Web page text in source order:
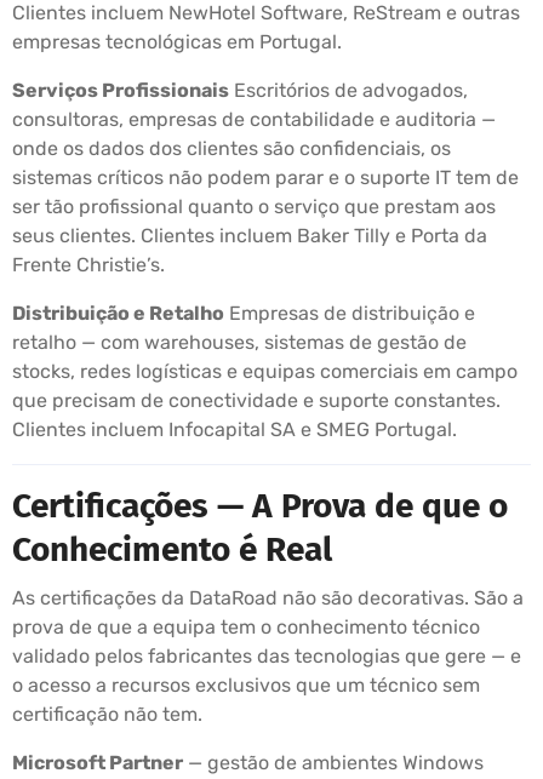
Clientes incluem NewHotel Software, ReStream e outras
empresas tecnológicas em Portugal.
Serviços Profissionais Escritórios de advogados,
consultoras, empresas de contabilidade e auditoria —
onde os dados dos clientes são confidenciais, os
sistemas críticos não podem parar e o suporte IT tem de
ser tão profissional quanto o serviço que prestam aos
seus clientes. Clientes incluem Baker Tilly e Porta da
Frente Christie’s.
Distribuição e Retalho Empresas de distribuição e
retalho — com warehouses, sistemas de gestão de
stocks, redes logísticas e equipas comerciais em campo
que precisam de conectividade e suporte constantes.
Clientes incluem Infocapital SA e SMEG Portugal.
Certificações — A Prova de que o
Conhecimento é Real
As certificações da DataRoad não são decorativas. São a
prova de que a equipa tem o conhecimento técnico
validado pelos fabricantes das tecnologias que gere — e
o acesso a recursos exclusivos que um técnico sem
certificação não tem.
Microsoft Partner — gestão de ambientes Windows